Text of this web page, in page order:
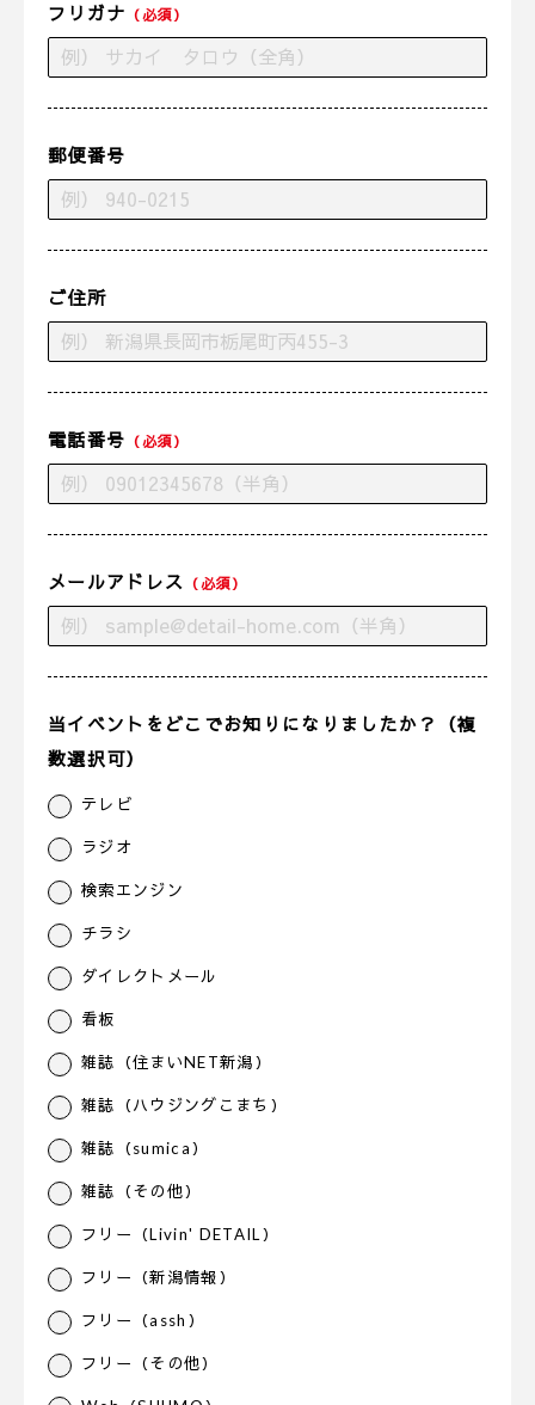
フリガナ （必須）
郵便番号
ご住所
電話番号 （必須）
メールアドレス （必須）
当イベントをどこでお知りになりましたか？（複
数選択可）
テレビ
ラジオ
検索エンジン
チラシ
ダイレクトメール
看板
雑誌（住まいNET新潟）
雑誌（ハウジングこまち）
雑誌（sumica）
雑誌（その他）
フリー（Livin' DETAIL）
フリー（新潟情報）
フリー（assh）
フリー（その他）